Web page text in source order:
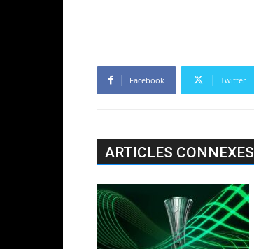
Facebook Twitter
ARTICLES CONNEXES